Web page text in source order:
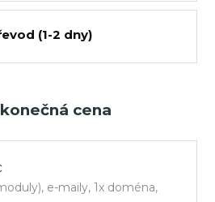
(1-2 dny)
cena
e-maily, 1x doména,